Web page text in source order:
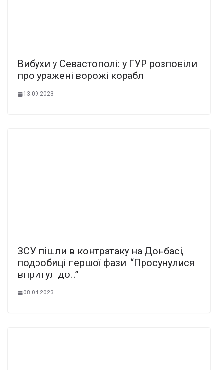
Вибухи у Севастополі: у ГУР розповіли
про уражені ворожі кораблі
13.09.2023
ЗСУ пішли в контратаку на Донбасі,
подробиці першої фази: “Просунулися
впритул до…”
08.04.2023